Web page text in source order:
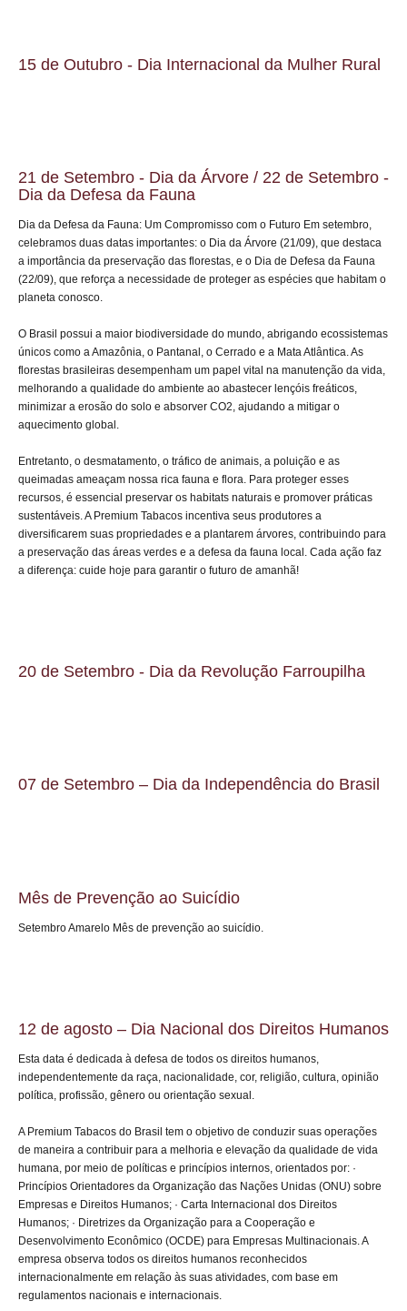
15 de Outubro - Dia Internacional da Mulher Rural
21 de Setembro - Dia da Árvore / 22 de Setembro -
Dia da Defesa da Fauna
Dia da Defesa da Fauna: Um Compromisso com o Futuro Em setembro,
celebramos duas datas importantes: o Dia da Árvore (21/09), que destaca
a importância da preservação das florestas, e o Dia de Defesa da Fauna
(22/09), que reforça a necessidade de proteger as espécies que habitam o
planeta conosco.
O Brasil possui a maior biodiversidade do mundo, abrigando ecossistemas
únicos como a Amazônia, o Pantanal, o Cerrado e a Mata Atlântica. As
florestas brasileiras desempenham um papel vital na manutenção da vida,
melhorando a qualidade do ambiente ao abastecer lençóis freáticos,
minimizar a erosão do solo e absorver CO2, ajudando a mitigar o
aquecimento global.
Entretanto, o desmatamento, o tráfico de animais, a poluição e as
queimadas ameaçam nossa rica fauna e flora. Para proteger esses
recursos, é essencial preservar os habitats naturais e promover práticas
sustentáveis. A Premium Tabacos incentiva seus produtores a
diversificarem suas propriedades e a plantarem árvores, contribuindo para
a preservação das áreas verdes e a defesa da fauna local. Cada ação faz
a diferença: cuide hoje para garantir o futuro de amanhã!
20 de Setembro - Dia da Revolução Farroupilha
07 de Setembro – Dia da Independência do Brasil
Mês de Prevenção ao Suicídio
Setembro Amarelo Mês de prevenção ao suicídio.
12 de agosto – Dia Nacional dos Direitos Humanos
Esta data é dedicada à defesa de todos os direitos humanos,
independentemente da raça, nacionalidade, cor, religião, cultura, opinião
política, profissão, gênero ou orientação sexual.
A Premium Tabacos do Brasil tem o objetivo de conduzir suas operações
de maneira a contribuir para a melhoria e elevação da qualidade de vida
humana, por meio de políticas e princípios internos, orientados por: ·
Princípios Orientadores da Organização das Nações Unidas (ONU) sobre
Empresas e Direitos Humanos; · Carta Internacional dos Direitos
Humanos; · Diretrizes da Organização para a Cooperação e
Desenvolvimento Econômico (OCDE) para Empresas Multinacionais. A
empresa observa todos os direitos humanos reconhecidos
internacionalmente em relação às suas atividades, com base em
regulamentos nacionais e internacionais.